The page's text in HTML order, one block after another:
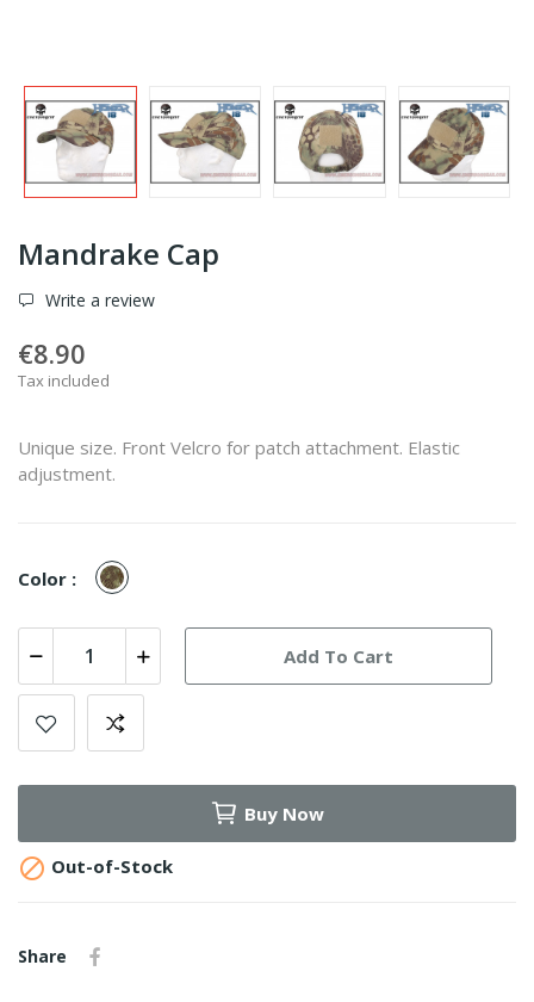
Mandrake Cap
Write a review
€8.90
Tax included
Unique size. Front Velcro for patch attachment. Elastic
adjustment.
Color : Mandrake
Add To Cart
Buy Now
 Out-of-Stock
Share